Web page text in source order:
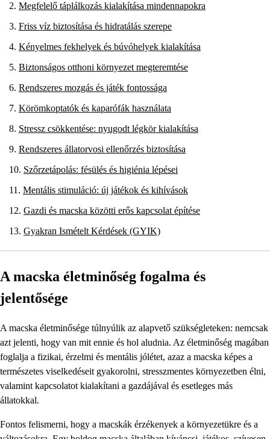
Megfelelő táplálkozás kialakítása mindennapokra
Friss víz biztosítása és hidratálás szerepe
Kényelmes fekhelyek és búvóhelyek kialakítása
Biztonságos otthoni környezet megteremtése
Rendszeres mozgás és játék fontossága
Körömkoptatók és kaparófák használata
Stressz csökkentése: nyugodt légkör kialakítása
Rendszeres állatorvosi ellenőrzés biztosítása
Szőrzetápolás: fésülés és higiénia lépései
Mentális stimuláció: új játékok és kihívások
Gazdi és macska közötti erős kapcsolat építése
Gyakran Ismételt Kérdések (GYIK)
A macska életminőség fogalma és
jelentősége
A macska életminősége túlnyúlik az alapvető szükségleteken: nemcsak
azt jelenti, hogy van mit ennie és hol aludnia. Az életminőség magában
foglalja a fizikai, érzelmi és mentális jólétet, azaz a macska képes a
természetes viselkedéseit gyakorolni, stresszmentes környezetben élni,
valamint kapcsolatot kialakítani a gazdájával és esetleges más
állatokkal.
Fontos felismerni, hogy a macskák érzékenyek a környezetükre és a